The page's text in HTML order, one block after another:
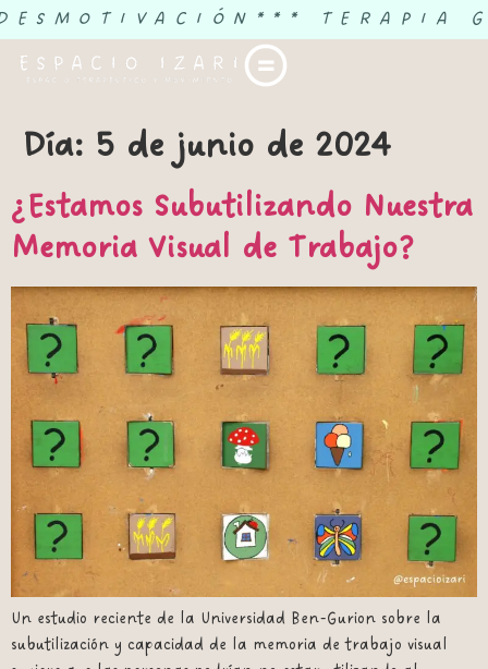
*** TERAPIA
Día: 5 de junio de 2024
¿Estamos Subutilizando Nuestra
Memoria Visual de Trabajo?
Un estudio reciente de la Universidad Ben-Gurion sobre la
subutilización y capacidad de la memoria de trabajo visual